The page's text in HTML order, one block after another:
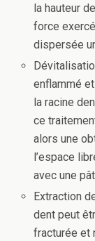
la hauteur
force
dispersée
enflammé
la racine
ce
alors une
l’espace
avec une
Extraction
dent peut
fracturée et